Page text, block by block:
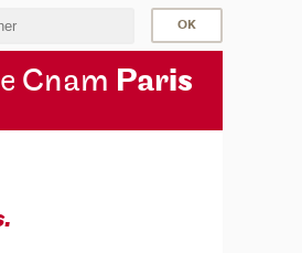
Cnam Paris